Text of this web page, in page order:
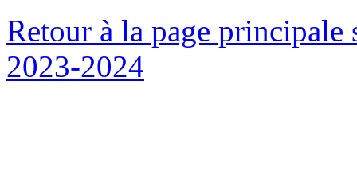
Retour à la page
2023-2024